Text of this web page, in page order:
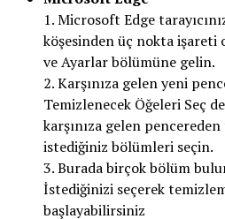
1. Microsoft Edge
köşesinden üç nokta işareti
ve Ayarlar bölümüne gelin.
2. Karşınıza gelen yeni
Temizlenecek Öğeleri Seç
karşınıza gelen
istediğiniz bölümleri seçin.
3. Burada birçok bölüm
İstediğinizi seçerek
başlayabilirsiniz